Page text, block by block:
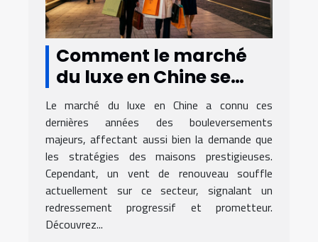
Comment le marché
du luxe en Chine se
redresse-t-il après des
années difficiles ?
Le marché du luxe en Chine a connu ces
dernières années des bouleversements
majeurs, affectant aussi bien la demande que
les stratégies des maisons prestigieuses.
Cependant, un vent de renouveau souffle
actuellement sur ce secteur, signalant un
redressement progressif et prometteur.
Découvrez...